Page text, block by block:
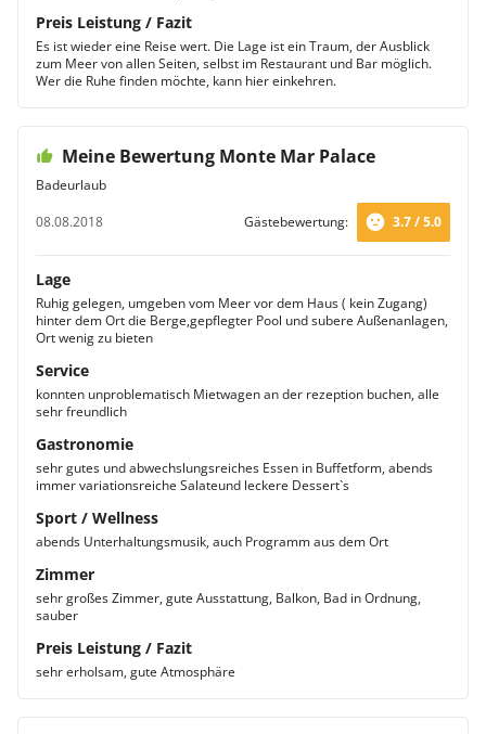
Preis Leistung / Fazit
Es ist wieder eine Reise wert. Die Lage ist ein Traum, der Ausblick
zum Meer von allen Seiten, selbst im Restaurant und Bar möglich.
Wer die Ruhe finden möchte, kann hier einkehren.
Meine Bewertung Monte Mar Palace
Badeurlaub
08.08.2018
Gästebewertung: 3.7 / 5.0
Lage
Ruhig gelegen, umgeben vom Meer vor dem Haus ( kein Zugang)
hinter dem Ort die Berge,gepflegter Pool und subere Außenanlagen,
Ort wenig zu bieten
Service
konnten unproblematisch Mietwagen an der rezeption buchen, alle
sehr freundlich
Gastronomie
sehr gutes und abwechslungsreiches Essen in Buffetform, abends
immer variationsreiche Salateund leckere Dessert`s
Sport / Wellness
abends Unterhaltungsmusik, auch Programm aus dem Ort
Zimmer
sehr großes Zimmer, gute Ausstattung, Balkon, Bad in Ordnung,
sauber
Preis Leistung / Fazit
sehr erholsam, gute Atmosphäre